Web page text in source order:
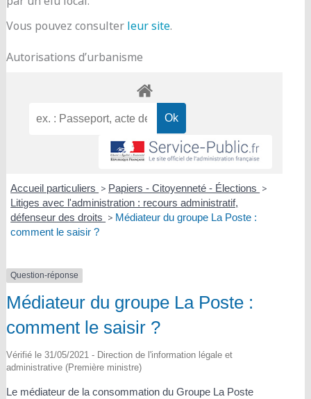
Vous pouvez consulter leur site.
Autorisations d’urbanisme
Accueil particuliers > Papiers - Citoyenneté - Élections >
Litiges avec l'administration : recours administratif,
défenseur des droits > Médiateur du groupe La Poste :
comment le saisir ?
Question-réponse
Médiateur du groupe La Poste :
comment le saisir ?
Vérifié le 31/05/2021 - Direction de l'information légale et
administrative (Première ministre)
Le médiateur de la consommation du Groupe La Poste